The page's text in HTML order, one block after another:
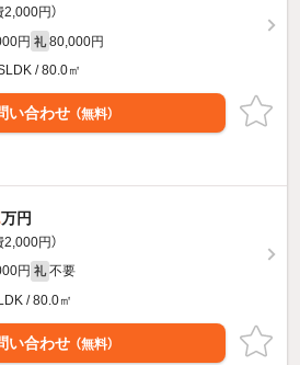
2,000円）
円 礼 80,000円
/ 80.0㎡
い合わせ （無料）
万円
2,000円）
円 礼 不要
/ 80.0㎡
い合わせ （無料）